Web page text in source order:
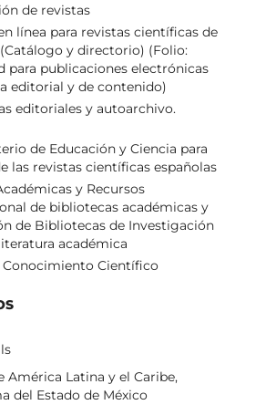
de revistas
línea para revistas científicas de
y directorio) (Folio:
para publicaciones electrónicas
editorial y de contenido)
editoriales y autoarchivo.
de Educación y Ciencia para
las revistas científicas españolas
y Recursos
de bibliotecas académicas y
de Bibliotecas de Investigación
académica
Conocimiento Científico
América Latina y el Caribe,
del Estado de México